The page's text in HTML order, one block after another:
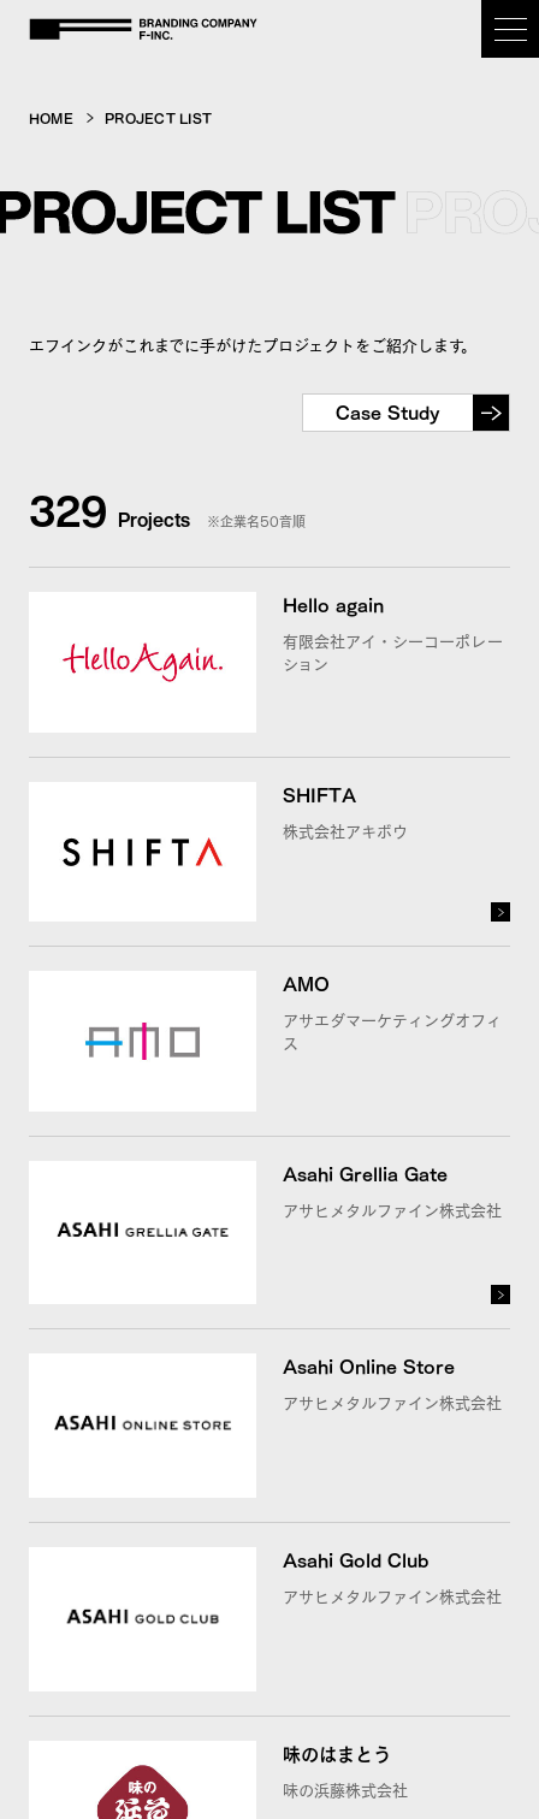
OUR PURPOSE
NEWS
BRANDING COMPANY F-inc.
HOME PROJECT LIST
エフインクがこれまでに手がけたプロジェクトをご紹介します。
Case Study
329 Projects ※企業名50音順
Hello again
有限会社アイ・シーコーポレー
ション
SHIFTA
株式会社アキボウ
AMO
アサエダマーケティングオフィ
ス
Asahi Grellia Gate
アサヒメタルファイン株式会社
Asahi Online Store
アサヒメタルファイン株式会社
Asahi Gold Club
アサヒメタルファイン株式会社
味のはまとう
味の浜藤株式会社